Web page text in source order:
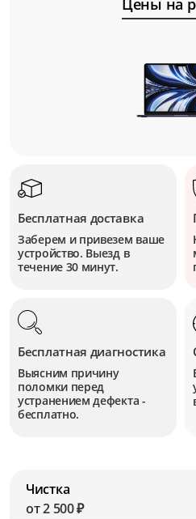
Цены на
Бесплатная доставка
Заберем и привезем ваше
устройство. Выезд в
течение 30 минут.
Бесплатная диагностика
Выясним причину
поломки перед
устранением дефекта -
бесплатно.
Чистка
от 2 500 ₽